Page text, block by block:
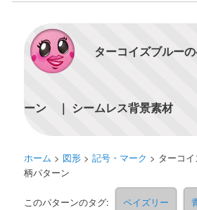
ターコイズブルー
ーン ｜ シームレス背景素材
ホーム > 図形 >記号・マーク > ターコ
柄パターン
このパターンのタグ: ペイズリー